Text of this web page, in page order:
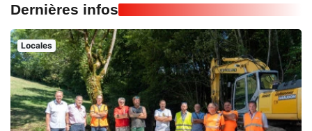
Dernières infos
Locales